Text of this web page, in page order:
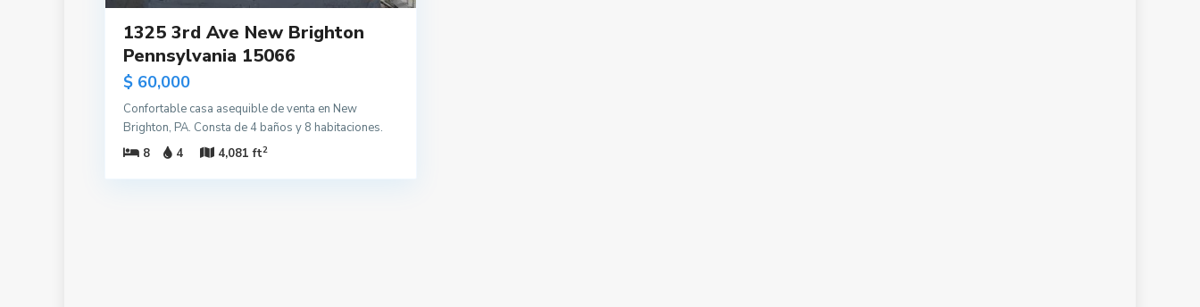
1325 3rd Ave New Brighton
Pennsylvania 15066
$ 60,000
Confortable casa asequible de venta en New
Brighton, PA. Consta de 4 baños y 8 habitaciones.
8
4 4,081 ft2